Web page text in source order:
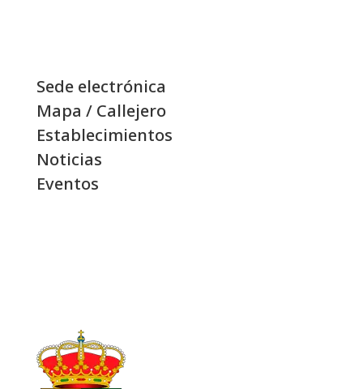
Sede electrónica
Mapa / Callejero
Establecimientos
Noticias
Eventos